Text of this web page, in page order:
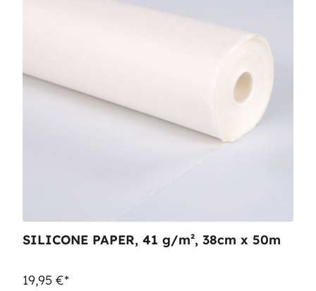
SILICONE PAPER, 41 g/m², 38cm x 50m
19,95 €*